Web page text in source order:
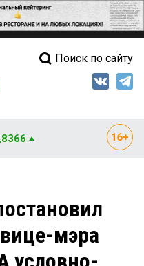
Свежий выпуск
Рейтинги
Блоги
Поиск по сайту
мэра